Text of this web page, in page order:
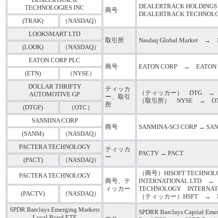
TECHNOLOGIES INC
商号
DEALERTRACK
DEALERTRACK
(TRAK)
（NASDAQ）
LOOKSMART LTD
取引所
Nasdaq Global Market →
(LOOK)
（NASDAQ）
EATON CORP PLC
商号
EATON CORP → EATON
(ETN)
（NYSE）
DOLLAR THRIFTY
AUTOMOTIVE GP
ティッカ
ー、取引
所
（ティッカー） DTG →
（取引所） NYSE →
(DTGF)
（OTC）
SANMINA CORP
商号
SANMINA-SCI CORP →
(SANM)
（NASDAQ）
PACTERA TECHNOLOGY
ティッカ
ー
PACTV → PACT
(PACT)
（NASDAQ）
PACTERA TECHNOLOGY
商号、テ
ィッカー
（商号）HISOFT
INTERNATIONAL LTD →
TECHNOLOGY
（ティッカー）HSFT →
(PACTV) （NASDAQ）
SPDR Barclays Emerging Markets
SPDRR Barclays Capital